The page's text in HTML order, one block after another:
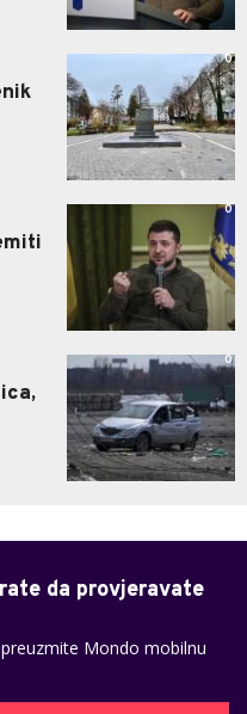
0
0
0
da provjeravate
Mondo mobilnu